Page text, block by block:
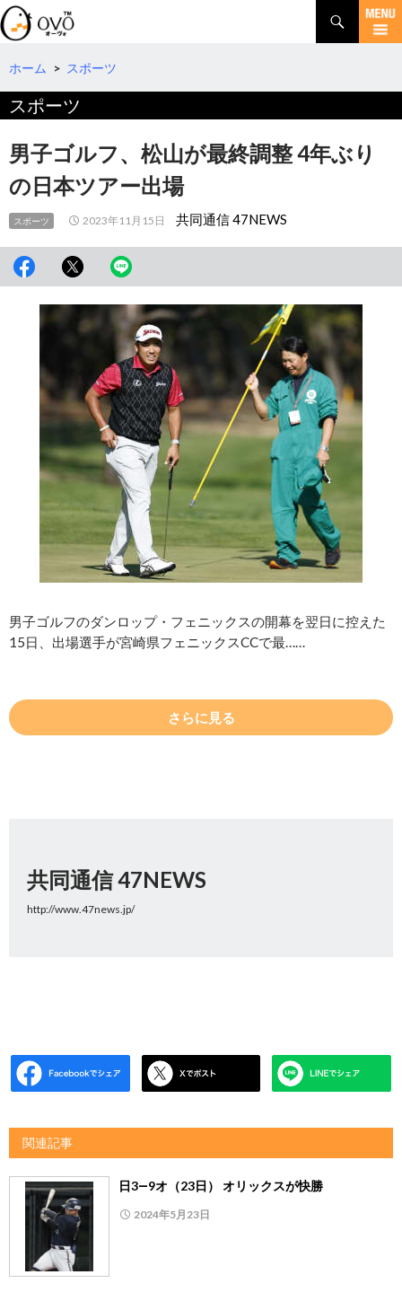
検
索
コ
テ
へ
動
ホーム > スポーツ
スポーツ
男子ゴルフ、松山が最終調整 4年ぶり
の日本ツアー出場
スポーツ 2023年11月15日 共同通信 47NEWS
男子ゴルフのダンロップ・フェニックスの開幕を翌日に控えた
15日、出場選手が宮崎県フェニックスCCで最……
さらに見る
共同通信 47NEWS
http://www.47news.jp/
関連記事
日3―9オ（23日） オリックスが快勝
2024年5月23日